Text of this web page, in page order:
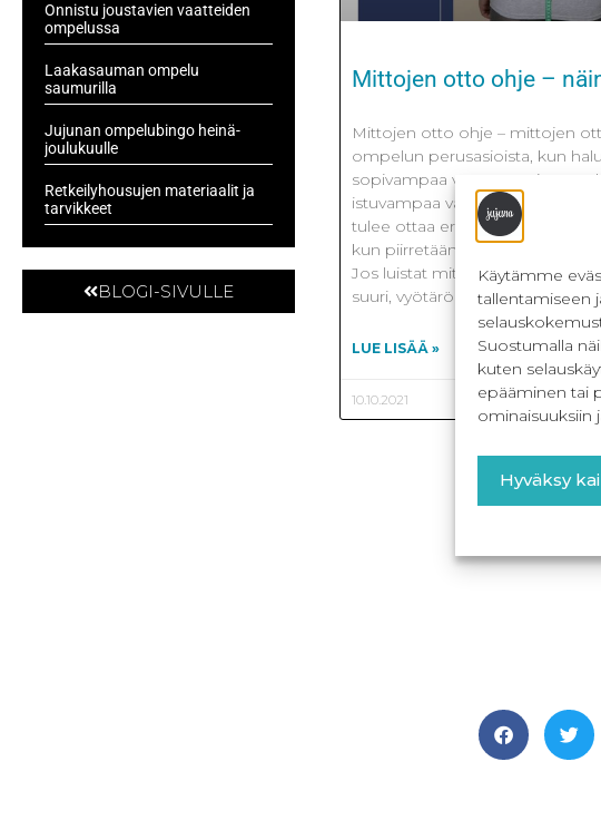
Käytämme
tallentamiseen
Suostumalla
kuten
epääminen tai
ominaisuuksiin
Hyväksy
Onnistu joustavien vaatteiden
ompelussa
Laakasauman ompelu
saumurilla
Jujunan ompelubingo heinä-
joulukuulle
Retkeilyhousujen materiaalit ja
tarvikkeet
BLOGI-SIVULLE
Mittojen otto ohje –
Mittojen otto ohje – mittojen
ompelun perusasioista, kun
sopivampaa vaatetta. Mitä
istuvampaa vaatetta halutaan,
tulee ottaa eri kohdista. Näitä
kun piirretään omien mittojen
Jos luistat mittojen otosta,
suuri, vyötärö
LUE LISÄÄ »
10.10.2021